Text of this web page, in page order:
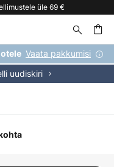
valik
Vaata pakkumisi
uudiskiri